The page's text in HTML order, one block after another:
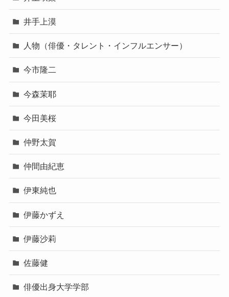
井手上漠
人物（俳優・タレント・インフルエンサー）
今市隆二
今森茉耶
今田美桜
仲野太賀
仲間由紀恵
伊東純也
伊藤かずえ
伊藤沙莉
佐藤健
俳優出身大学学部